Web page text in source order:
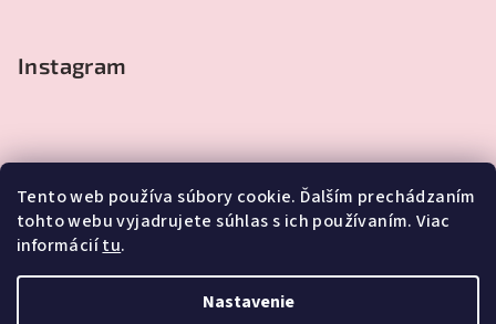
Tento web používa súbory cookie. Ďalším prechádzaním
tohto webu vyjadrujete súhlas s ich používaním. Viac
informáciítu.
Nastavenie
Instagram
Sledovať na Instagrame